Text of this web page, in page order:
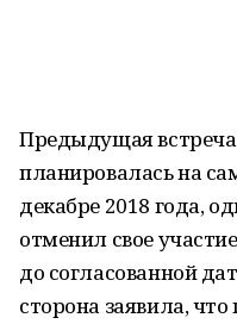
Предыдущая
планировалась на
декабре 2018 года,
отменил свое
до согласованной
сторона заявила,